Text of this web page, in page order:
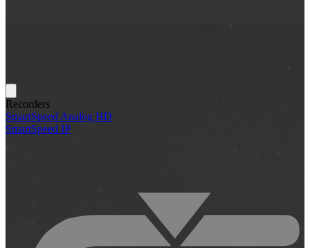
Recorders
SmartSpeed Analog HD
SmartSpeed IP